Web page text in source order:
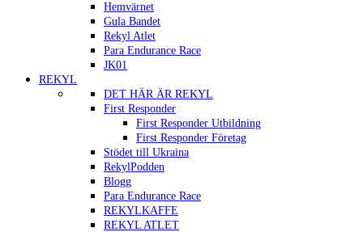
Hemvärnet
Gula Bandet
Rekyl Atlet
Para Endurance Race
JK01
REKYL
DET HÄR ÄR REKYL
First Responder
First Responder Utbildning
First Responder Företag
Stödet till Ukraina
RekylPodden
Blogg
Para Endurance Race
REKYLKAFFE
REKYL ATLET